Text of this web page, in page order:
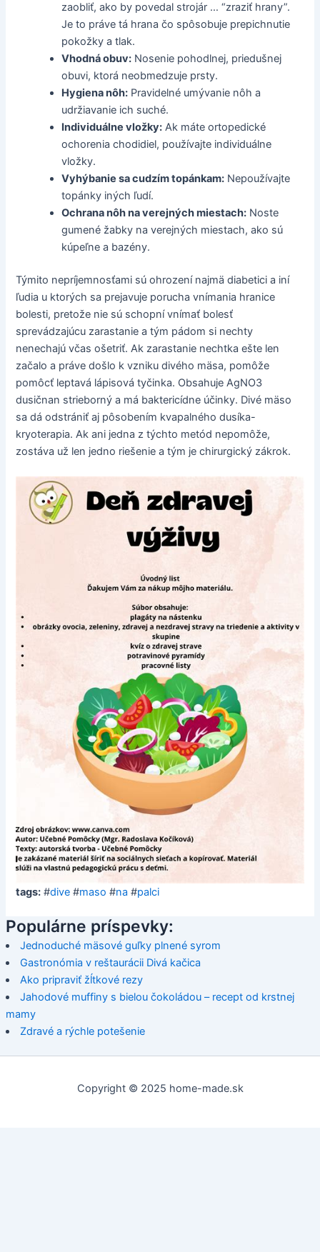
zaobliť, ako by povedal strojár … “zraziť hrany”.
Je to práve tá hrana čo spôsobuje prepichnutie
pokožky a tlak.
Vhodná obuv: Nosenie pohodlnej, priedušnej
obuvi, ktorá neobmedzuje prsty.
Hygiena nôh: Pravidelné umývanie nôh a
udržiavanie ich suché.
Individuálne vložky: Ak máte ortopedické
ochorenia chodidiel, používajte individuálne
vložky.
Vyhýbanie sa cudzím topánkam: Nepoužívajte
topánky iných ľudí.
Ochrana nôh na verejných miestach: Noste
gumené žabky na verejných miestach, ako sú
kúpeľne a bazény.
Týmito nepríjemnosťami sú ohrození najmä diabetici a iní
ľudia u ktorých sa prejavuje porucha vnímania hranice
bolesti, pretože nie sú schopní vnímať bolesť
sprevádzajúcu zarastanie a tým pádom si nechty
nenechajú včas ošetriť. Ak zarastanie nechtka ešte len
začalo a práve došlo k vzniku divého mäsa, pomôže
pomôcť leptavá lápisová tyčinka. Obsahuje AgNO3
dusičnan strieborný a má baktericídne účinky. Divé mäso
sa dá odstrániť aj pôsobením kvapalného dusíka-
kryoterapia. Ak ani jedna z týchto metód nepomôže,
zostáva už len jedno riešenie a tým je chirurgický zákrok.
tags: #dive #maso #na #palci
Populárne príspevky:
Jednoduché mäsové guľky plnené syrom
Gastronómia v reštaurácii Divá kačica
Ako pripraviť žĺtkové rezy
Jahodové muffiny s bielou čokoládou – recept od krstnej
mamy
Zdravé a rýchle potešenie
Copyright © 2025 home-made.sk